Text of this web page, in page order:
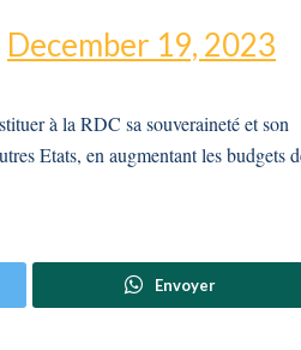
December 19, 2023
à la RDC sa souveraineté et son
Etats, en augmentant les budgets
Envoyer